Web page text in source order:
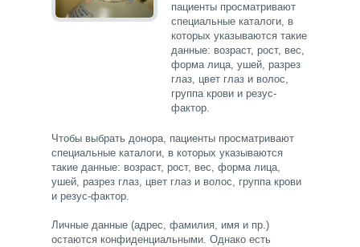
пациенты просматривают
специальные каталоги, в
которых указываются такие
данные: возраст, рост, вес,
форма лица, ушей, разрез
глаз, цвет глаз и волос,
группа крови и резус-
фактор.
Чтобы выбрать донора, пациенты просматривают
специальные каталоги, в которых указываются
такие данные: возраст, рост, вес, форма лица,
ушей, разрез глаз, цвет глаз и волос, группа крови
и резус-фактор.
Личные данные (адрес, фамилия, имя и пр.)
остаются конфиденциальными. Однако есть